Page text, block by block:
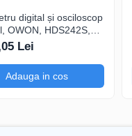
digital și osciloscop
OWON, HDS242S,
200mA-
Lei
Adauga in cos